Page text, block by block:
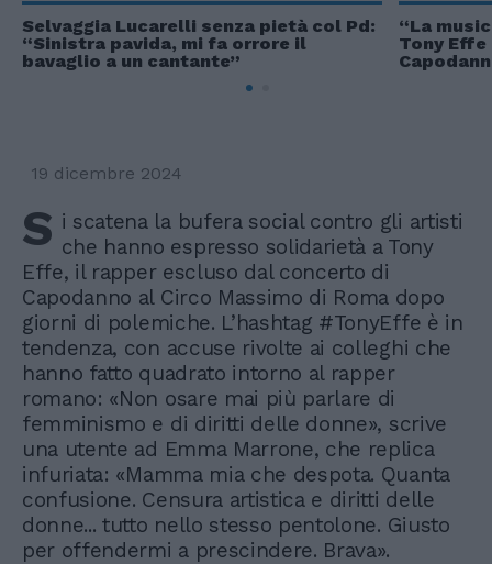
Selvaggia Lucarelli senza pietà col Pd:
“Sinistra pavida, mi fa orrore il
bavaglio a un cantante”
“La
Tony
19 dicembre 2024
S i scatena la bufera social contro gli artisti
che hanno espresso solidarietà a Tony
Effe, il rapper escluso dal concerto di
Capodanno al Circo Massimo di Roma dopo
giorni di polemiche. L’hashtag #TonyEffe è in
tendenza, con accuse rivolte ai colleghi che
hanno fatto quadrato intorno al rapper
romano: «Non osare mai più parlare di
femminismo e di diritti delle donne», scrive
una utente ad Emma Marrone, che replica
infuriata: «Mamma mia che despota. Quanta
confusione. Censura artistica e diritti delle
donne... tutto nello stesso pentolone. Giusto
per offendermi a prescindere. Brava».